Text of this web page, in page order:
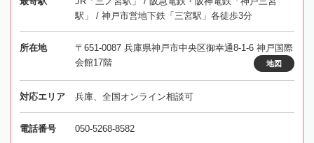
駅」 / 神戸市営地下鉄「三宮駅」各徒歩3分
所在地
〒651-0087 兵庫県神戸市中央区御幸通8-1-6 神戸国際
会館17階
地図
対応エリア 兵庫、全国オンライン相談可
電話番号 050-5268-8582